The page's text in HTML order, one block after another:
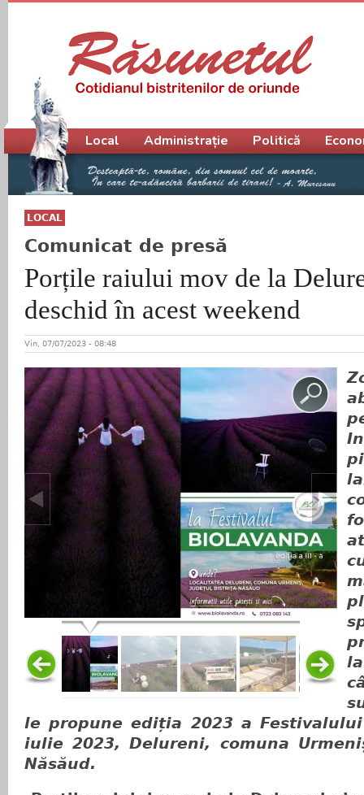
LOCAL
Comunicat de presă
Porțile raiului mov de la
deschid în acest weekend
Vin, 07/07/2023 - 08:48
le propune ediția 2023 a
iulie 2023, Delureni, comuna
Năsăud.
Meniu principal
Local Administrație Politică